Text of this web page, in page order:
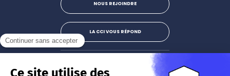
NOUS REJOINDRE
LA CCI VOUS RÉPOND
Instagram